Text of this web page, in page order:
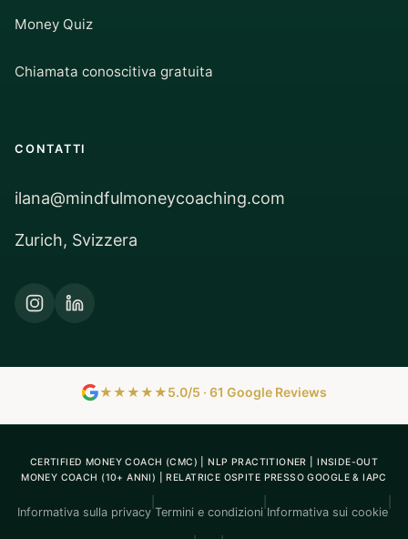
Money Quiz
Chiamata conoscitiva gratuita
CONTATTI
ilana@mindfulmoneycoaching.com
Zurich, Svizzera
★★★★★5.0/5 · 61 Google Reviews
CERTIFIED MONEY COACH (CMC) | NLP PRACTITIONER | INSIDE-OUT
MONEY COACH (10+ ANNI) | RELATRICE OSPITE PRESSO GOOGLE & IAPC
Informativa sulla privacy Termini e condizioni Informativa sui cookie